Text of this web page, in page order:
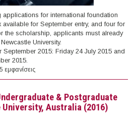
applications for international foundation
for September entry, and four for
the scholarship, applicants must already
University.
2015: Friday 24 July 2015 and
2015.
(10) International Foundation Undergraduate
INTO Newcastle University, UK (2015-
εμφανίσεις
& Postgraduate
University, Australia (2016)